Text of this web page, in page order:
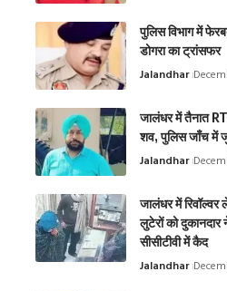
पुलिस विभाग में
डोगरा का ट्रांसफर
Jalandhar
जालंधर में तैनात
शव, पुलिस जाँच में
Jalandhar
जालंधर में
लुटेरों को दुकानदार
सीसीटीवी में कैद
Jalandhar